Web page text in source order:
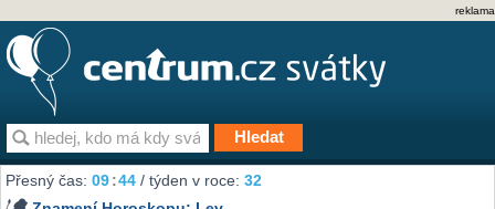
reklama
Přesný čas:09:44 / týden v roce:32